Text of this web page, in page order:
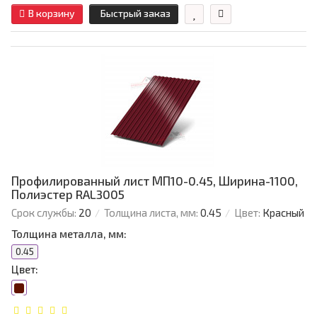
В корзину Быстрый заказ
Профилированный лист МП10-0.45, Ширина-1100,
Полиэстер RAL3005
Срок службы: 20 Толщина листа, мм: 0.45 Цвет: Красный
Толщина металла, мм:
0.45
Цвет: